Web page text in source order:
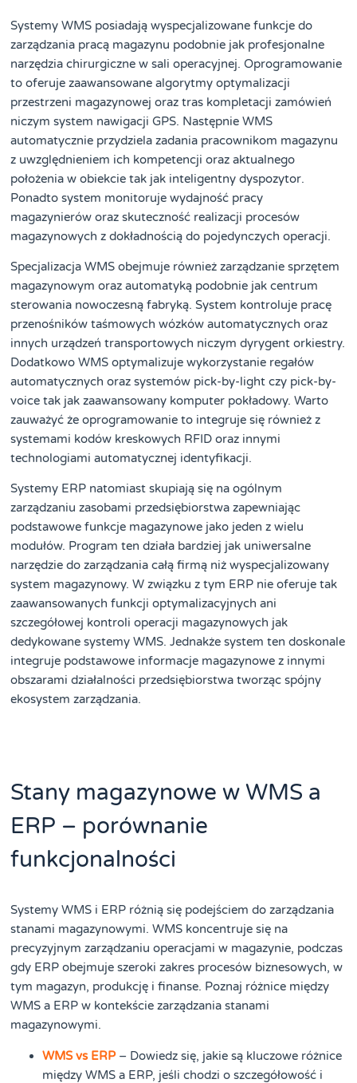
Systemy WMS posiadają wyspecjalizowane funkcje do
zarządzania pracą magazynu podobnie jak profesjonalne
narzędzia chirurgiczne w sali operacyjnej. Oprogramowanie
to oferuje zaawansowane algorytmy optymalizacji
przestrzeni magazynowej oraz tras kompletacji zamówień
niczym system nawigacji GPS. Następnie WMS
automatycznie przydziela zadania pracownikom magazynu
z uwzględnieniem ich kompetencji oraz aktualnego
położenia w obiekcie tak jak inteligentny dyspozytor.
Ponadto system monitoruje wydajność pracy
magazynierów oraz skuteczność realizacji procesów
magazynowych z dokładnością do pojedynczych operacji.
Specjalizacja WMS obejmuje również zarządzanie sprzętem
magazynowym oraz automatyką podobnie jak centrum
sterowania nowoczesną fabryką. System kontroluje pracę
przenośników taśmowych wózków automatycznych oraz
innych urządzeń transportowych niczym dyrygent orkiestry.
Dodatkowo WMS optymalizuje wykorzystanie regałów
automatycznych oraz systemów pick-by-light czy pick-by-
voice tak jak zaawansowany komputer pokładowy. Warto
zauważyć że oprogramowanie to integruje się również z
systemami kodów kreskowych RFID oraz innymi
technologiami automatycznej identyfikacji.
Systemy ERP natomiast skupiają się na ogólnym
zarządzaniu zasobami przedsiębiorstwa zapewniając
podstawowe funkcje magazynowe jako jeden z wielu
modułów. Program ten działa bardziej jak uniwersalne
narzędzie do zarządzania całą firmą niż wyspecjalizowany
system magazynowy. W związku z tym ERP nie oferuje tak
zaawansowanych funkcji optymalizacyjnych ani
szczegółowej kontroli operacji magazynowych jak
dedykowane systemy WMS. Jednakże system ten doskonale
integruje podstawowe informacje magazynowe z innymi
obszarami działalności przedsiębiorstwa tworząc spójny
ekosystem zarządzania.
Stany magazynowe w WMS a
ERP – porównanie
funkcjonalności
Systemy WMS i ERP różnią się podejściem do zarządzania
stanami magazynowymi. WMS koncentruje się na
precyzyjnym zarządzaniu operacjami w magazynie, podczas
gdy ERP obejmuje szeroki zakres procesów biznesowych, w
tym magazyn, produkcję i finanse. Poznaj różnice między
WMS a ERP w kontekście zarządzania stanami
magazynowymi.
WMS vs ERP– Dowiedz się, jakie są kluczowe różnice
między WMS a ERP, jeśli chodzi o szczegółowość i